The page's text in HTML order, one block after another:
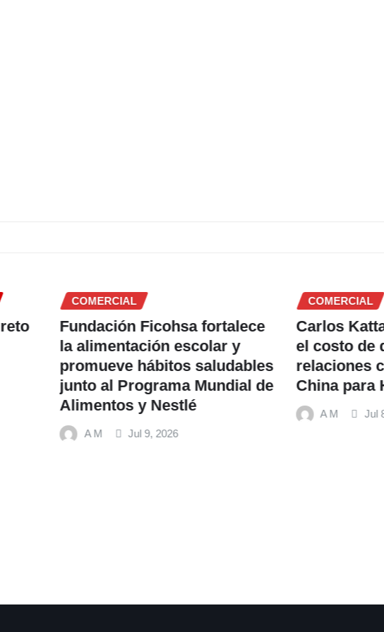
COMERCIAL
Fundación Ficohsa fortalece
la alimentación escolar y
promueve hábitos saludables
junto al Programa Mundial de
Alimentos y Nestlé
Jul 9, 2026
COMERCIAL
Carlos Kattan
el costo de
relaciones
China para
Jul 8, 2026